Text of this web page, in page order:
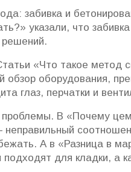
забивка и
указали, что
решений.
«Что такое метод
оборудования,
глаз, перчатки и
В «Почему
неправильный
А в «Разница в
для кладки, а